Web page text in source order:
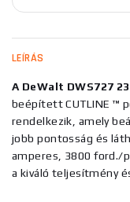
LEÍRÁS
A DeWalt DWS727
beépített CUTLINE ™
rendelkezik, amely
jobb pontosság és
amperes, 3800 ford./
a kiváló teljesítmény